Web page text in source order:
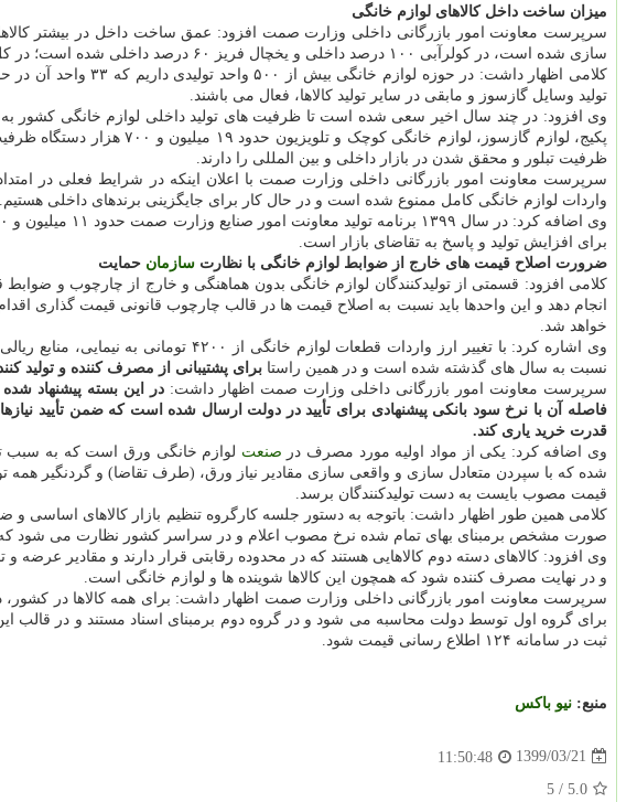
میزان ساخت داخل کالاهای لوازم خانگی
سرپرست معاونت امور بازرگانی داخلی وزارت صمت افزود: عمق ساخت داخل در بیشتر کالاهای لوازم خانگی بین ۶۰ تا ۹۰
سازی شده است، در کولرآبی ۱۰۰ درصد داخلی و یخچال فریز ۶۰ درصد داخلی شده است؛ در کل ضریب وابستگی قطعات بین ۱۰ تا ۴۰ درصد است.
تولید وسایل گازسوز و مابقی در سایر تولید کالاها، فعال می باشند.
وی افزود: در چند سال اخیر سعی شده است تا ظرفیت های تولید داخلی لوازم خانگی کشور
پکیج، لوازم گازسوز،
ظرفیت تبلور و محقق شدن در بازار داخلی و بین المللی را دارند.
واردات لوازم خانگی کامل ممنوع شده است و در حال کار برای جایگزینی برندهای داخلی هستیم.
برای افزایش تولید و پاسخ به تقاضای بازار است.
ضرورت اصلاح قیمت های خارج از ضوابط لوازم خانگی با نظارت سازمان حمایت
کلامی افزود: قسمتی از تولیدکنندگان لوازم خانگی بدون هماهنگی و خارج از چارچوب و
انجام دهد و این واحدها باید نسبت به اصلاح قیمت ها در قالب چارچوب قانونی قیمت گذاری
خواهد شد.
نسبت به سال های گذشته شده است و در همین راستا برای پشتیبانی از مصرف کننده و تولید
سرپرست معاونت امور بازرگانی داخلی وزارت صمت اظهار داشت:
فاصله آن با نرخ سود بانکی پیشنهادی برای تأیید در دولت ارسال شده است که ضمن تأیید
قدرت خرید یاری کند.
وی اضافه کرد: یکی از مواد اولیه مورد مصرف در صنعت لوازم خانگی ورق است که به سبب
شده که با سپردن متعادل سازی و واقعی سازی مقادیر نیاز ورق، (طرف تقاضا) و گردنگیر همه
قیمت مصوب بایست به دست تولیدکنندگان برسد.
کلامی همین طور اظهار داشت: باتوجه به دستور جلسه کارگروه تنظیم بازار کالاهای اساسی و
صورت مشخص برمبنای بهای تمام شده نرخ مصوب اعلام و در سراسر کشور نظارت می شود که
وی افزود: کالاهای دسته دوم کالاهایی هستند که در محدوده رقابتی قرار دارند و مقادیر
و در نهایت مصرف کننده شود که همچون این کالاها شوینده ها و لوازم خانگی است.
سرپرست معاونت امور بازرگانی داخلی وزارت صمت اظهار داشت: برای همه کالاها در کشور،
برای گروه اول توسط دولت محاسبه می شود و در گروه دوم برمبنای اسناد مستند و در
ثبت در سامانه ۱۲۴ اطلاع رسانی قیمت شود.
منبع: نیو باكس
1399/03/21
11:50:48
5.0
/
5